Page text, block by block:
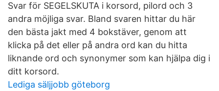
Svar för SEGELSKUTA i korsord, pilord och 3
andra möjliga svar. Bland svaren hittar du här
den bästa jakt med 4 bokstäver, genom att
klicka på det eller på andra ord kan du hitta
liknande ord och synonymer som kan hjälpa dig i
ditt korsord.
Lediga säljjobb göteborg